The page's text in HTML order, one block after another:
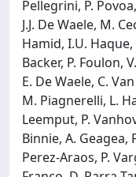
Pellegrini, P.
J.J. De Waele, M.
Hamid, I.U. Haque,
Backer, P. Foulon,
E. De Waele, C.
M. Piagnerelli, L.
Leemput, P.
Binnie, A. Geagea,
Perez-Araos, P.